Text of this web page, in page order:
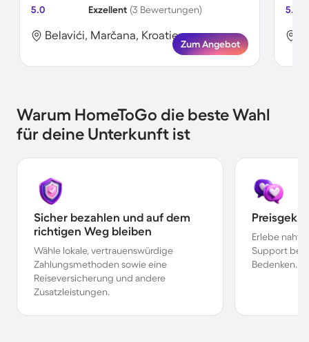
5.0
Exzellent (3 Bewertungen)
Belavići, Marčana, Kroatien
Zum Angebot
5.0
Warum HomeToGo die beste Wahl
für deine Unterkunft ist
Sicher bezahlen und auf dem
richtigen Weg bleiben
Wähle lokale, vertrauenswürdige
Zahlungsmethoden sowie eine
Reiseversicherung und andere
Zusatzleistungen.
Erlebe
Support bei
Bedenken.